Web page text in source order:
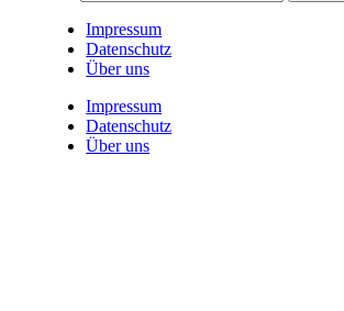
Impressum
Datenschutz
Über uns
Impressum
Datenschutz
Über uns